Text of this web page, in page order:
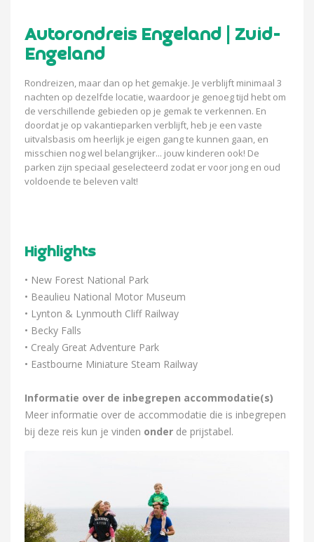
Autorondreis Engeland | Zuid-
Engeland
Rondreizen, maar dan op het gemakje. Je verblijft minimaal 3
nachten op dezelfde locatie, waardoor je genoeg tijd hebt om
de verschillende gebieden op je gemak te verkennen. En
doordat je op vakantieparken verblijft, heb je een vaste
uitvalsbasis om heerlijk je eigen gang te kunnen gaan, en
misschien nog wel belangrijker... jouw kinderen ook! De
parken zijn speciaal geselecteerd zodat er voor jong en oud
voldoende te beleven valt!
Highlights
• New Forest National Park
• Beaulieu National Motor Museum
• Lynton & Lynmouth Cliff Railway
• Becky Falls
• Crealy Great Adventure Park
• Eastbourne Miniature Steam Railway
Informatie over de inbegrepen accommodatie(s)
Meer informatie over de accommodatie die is inbegrepen
bij deze reis kun je vinden onder de prijstabel.